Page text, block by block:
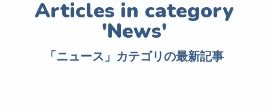
「ニュース」カテゴリの最新記事